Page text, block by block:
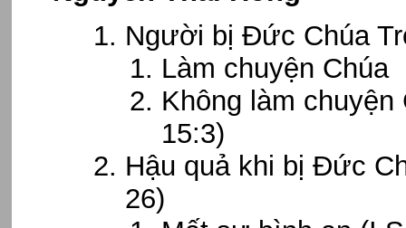
Người bị Đức Chúa
Làm chuyện Chúa
Không làm
15:3)
Hậu quả khi bị Đức
26)